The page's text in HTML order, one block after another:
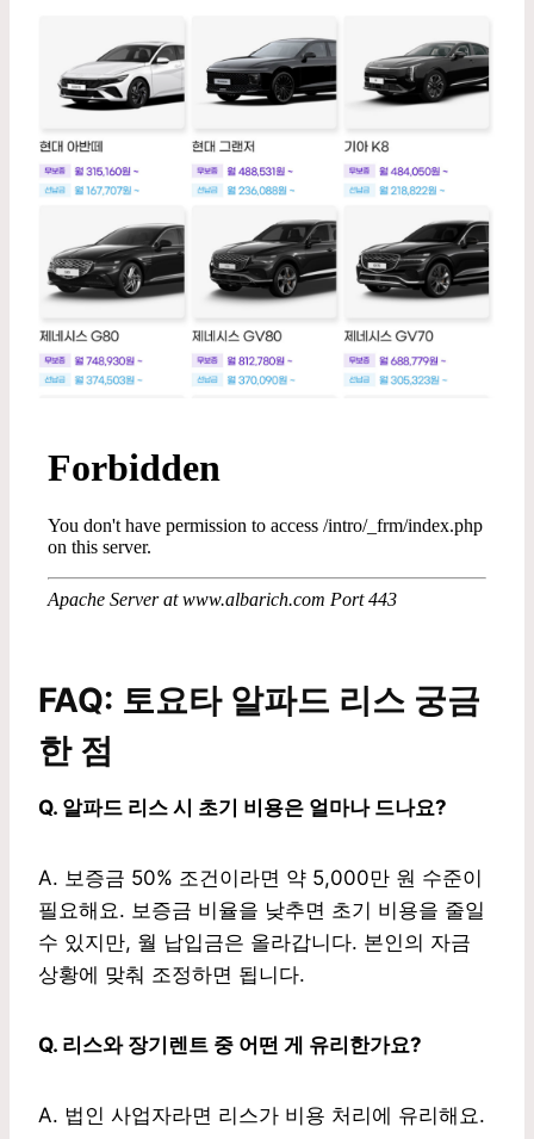
FAQ: 토요타 알파드 리스 궁금
한 점
Q. 알파드 리스 시 초기 비용은 얼마나 드나요?
A. 보증금 50% 조건이라면 약 5,000만 원 수준이
필요해요. 보증금 비율을 낮추면 초기 비용을 줄일
수 있지만, 월 납입금은 올라갑니다. 본인의 자금
상황에 맞춰 조정하면 됩니다.
Q. 리스와 장기렌트 중 어떤 게 유리한가요?
A. 법인 사업자라면 리스가 비용 처리에 유리해요.